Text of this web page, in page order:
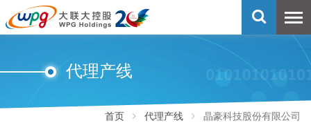
代理产线
首页 代理产线 晶豪科技股份有限公司